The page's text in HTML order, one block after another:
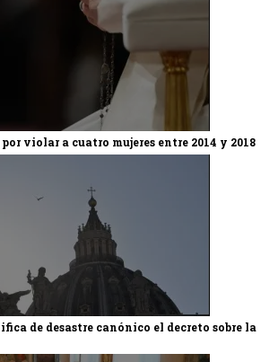
violar a cuatro mujeres entre 2014 y 2018
de desastre canónico el decreto sobre la